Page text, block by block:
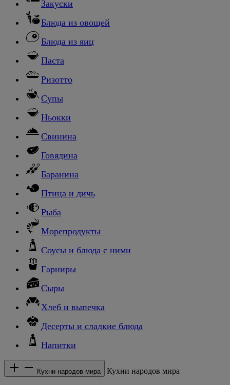
Закуски
Блюда из овощей
Блюда из яиц
Паста
Ризотто
Супы
Ньокки
Свинина
Говядина
Баранина
Птица и дичь
Рыба
Морепродукты
Соусы и блюда с ними
Гарниры
Сыры
Хлеб и выпечка
Десерты и сладкие блюда
Напитки
Кухни народов мира Кухни народов мира